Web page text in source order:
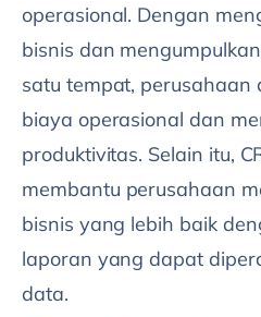
operasional. Dengan
bisnis dan
satu tempat, perusahaan
biaya operasional dan
produktivitas. Selain itu,
membantu perusahaan
bisnis yang lebih baik
laporan yang dapat
data.